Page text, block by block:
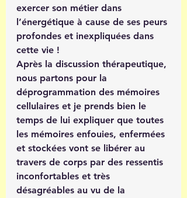
exercer son métier dans
l’énergétique à cause de ses peurs
profondes et inexpliquées dans
cette vie !
Après la discussion thérapeutique,
nous partons pour la
déprogrammation des mémoires
cellulaires et je prends bien le
temps de lui expliquer que toutes
les mémoires enfouies, enfermées
et stockées vont se libérer au
travers de corps par des ressentis
inconfortables et très
désagréables au vu de la